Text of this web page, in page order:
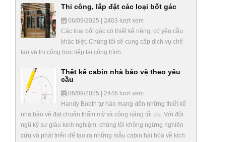
Thi công, lắp đặt các loại bốt gác
06/09/2025 | 2403 lượt xem
Các loại bốt gác có thiết kế riêng, có yêu cầu
khác biệt. Chúng tôi sẽ cung cấp dịch vụ chế
tạo và thi công trực tiếp tại công trình.
Thết kế cabin nhà bảo vệ theo yêu
cầu
06/09/2025 | 2446 lượt xem
Handy Booth tự hào mang đến những thiết kế
nhà bảo vệ đạt chuẩn thẩm mỹ và công năng tối ưu. Với đội
ngũ kỹ sư giàu kinh nghiệm, chúng tôi không ngừng nghiên
cứu và phát triển để tạo ra những mẫu cabin hài hòa về kích